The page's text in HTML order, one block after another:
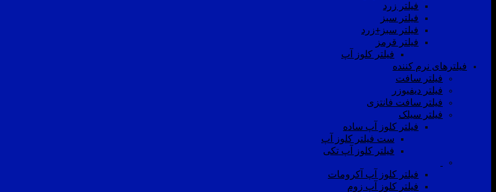
فیلتر زرد
فیلتر سبز
فیلتر سبز+زرد
فیلتر قرمز
فیلتر کلوز آپ
فیلترهای نرم کننده
فیلتر سافت
فیلتر دیفیوزر
فیلتر سافت فانتزی
فیلتر سیلک
فیلتر کلوز آپ ساده
ست فیلتر کلوز آپ
فیلتر کلوز آپ تکی
فیلتر کلوز آپ آکرومات
فیلتر کلوز آپ زوم